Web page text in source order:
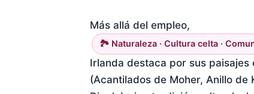
Más allá del empleo,
🏞️ Naturaleza · Cultura celta ·
Irlanda destaca por sus paisajes
(Acantilados de Moher, Anillo de